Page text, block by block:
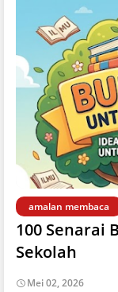
amalan membaca
100 Senarai
Sekolah
Mei 02, 2026